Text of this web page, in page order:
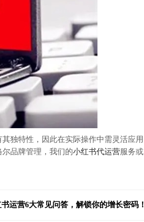
独特性，因此在实际操作中需灵活应用
品牌管理，我们的小红书代运营服务或
运营6大常见问答，解锁你的增长密码！